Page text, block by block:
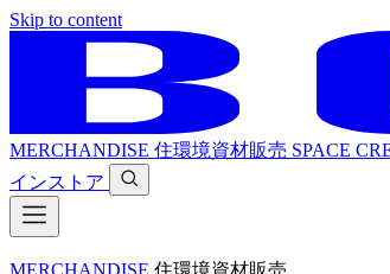
Skip to content
MERCHANDISE 住環境資材販売 SPACE
インストア